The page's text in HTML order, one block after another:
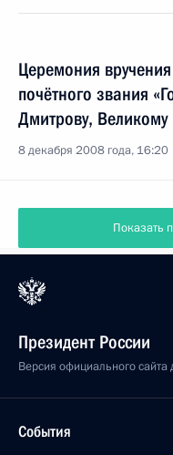
Церемония
почётного звания
Дмитрову,
8 декабря 2008 года, 16:20
Показать
Президент России
Версия официального сайта
События